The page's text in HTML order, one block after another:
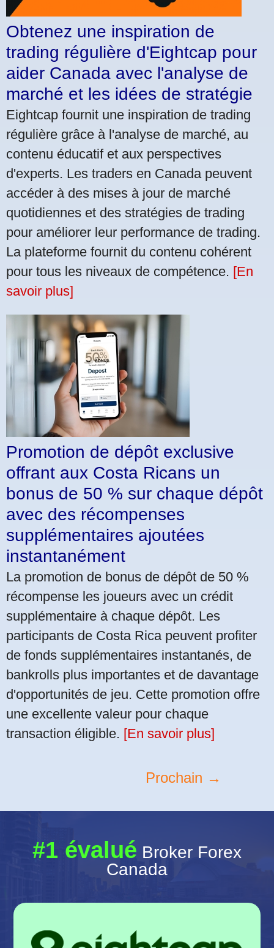
Obtenez une inspiration de
trading régulière d'Eightcap pour
aider Canada avec l'analyse de
marché et les idées de stratégie
Eightcap fournit une inspiration de trading
régulière grâce à l'analyse de marché, au
contenu éducatif et aux perspectives
d'experts. Les traders en Canada peuvent
accéder à des mises à jour de marché
quotidiennes et des stratégies de trading
pour améliorer leur performance de trading.
La plateforme fournit du contenu cohérent
pour tous les niveaux de compétence. [En
savoir plus]
Promotion de dépôt exclusive
offrant aux Costa Ricans un
bonus de 50 % sur chaque dépôt
avec des récompenses
supplémentaires ajoutées
instantanément
La promotion de bonus de dépôt de 50 %
récompense les joueurs avec un crédit
supplémentaire à chaque dépôt. Les
participants de Costa Rica peuvent profiter
de fonds supplémentaires instantanés, de
bankrolls plus importantes et de davantage
d'opportunités de jeu. Cette promotion offre
une excellente valeur pour chaque
transaction éligible. [En savoir plus]
Prochain →
#1 évalué Broker Forex
Canada